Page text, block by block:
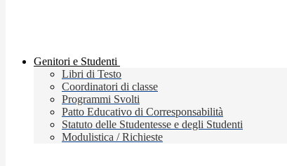
Genitori e Studenti
Libri di Testo
Coordinatori di classe
Programmi Svolti
Patto Educativo di Corresponsabilità
Statuto delle Studentesse e degli Studenti
Modulistica / Richieste